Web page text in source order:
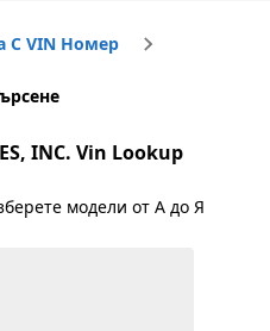
С VIN Номер
INC. Vin Lookup
модели от А до Я